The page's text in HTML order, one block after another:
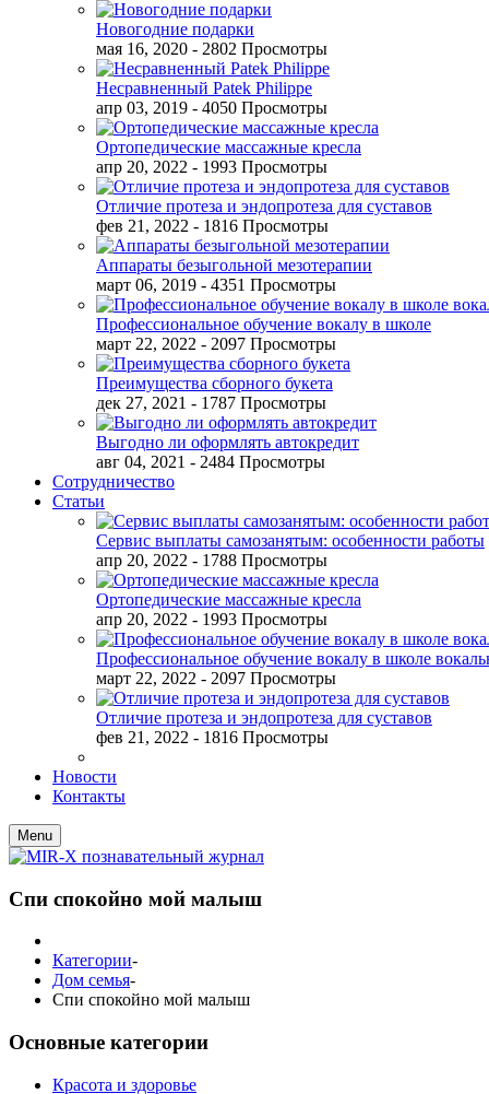
Новогодние подарки
мая 16, 2020 - 2802 Просмотры
Несравненный Patek Philippe
апр 03, 2019 - 4050 Просмотры
Ортопедические массажные кресла
апр 20, 2022 - 1993 Просмотры
Отличие протеза и эндопротеза для суставов
фев 21, 2022 - 1816 Просмотры
Аппараты безыгольной мезотерапии
март 06, 2019 - 4351 Просмотры
Профессиональное обучение вокалу в школе
март 22, 2022 - 2097 Просмотры
Преимущества сборного букета
дек 27, 2021 - 1787 Просмотры
Выгодно ли оформлять автокредит
авг 04, 2021 - 2484 Просмотры
Сотрудничество
Статьи
Сервис выплаты самозанятым: особенности работы
апр 20, 2022 - 1788 Просмотры
Ортопедические массажные кресла
апр 20, 2022 - 1993 Просмотры
Профессиональное обучение вокалу в школе
март 22, 2022 - 2097 Просмотры
Отличие протеза и эндопротеза для суставов
фев 21, 2022 - 1816 Просмотры
Новости
Контакты
Menu
Спи спокойно мой малыш
Категории-
Дом семья-
Спи спокойно мой малыш
Основные категории
Красота и здоровье